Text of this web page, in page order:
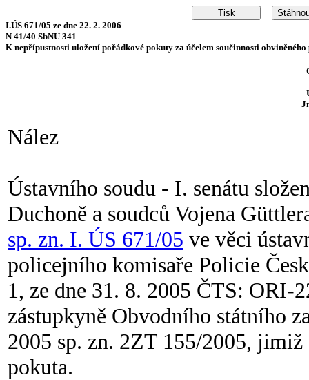
I.ÚS 671/05 ze dne 22. 2. 2006
N 41/40 SbNU 341
K nepřípustnosti uložení pořádkové pokuty za účelem součinnosti
Nález
Ústavního soudu - I. senátu
Duchoně a soudců Vojena
sp. zn. I. ÚS 671/05 ve věci
policejního komisaře Policie
1, ze dne 31. 8. 2005 ČTS: ORI-
zástupkyně Obvodního státního
2005 sp. zn. 2ZT 155/2005,
pokuta.